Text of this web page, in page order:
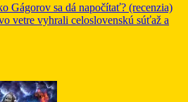
Gágorov sa dá napočítať? (recenzia)
vetre vyhrali celoslovenskú súťaž a